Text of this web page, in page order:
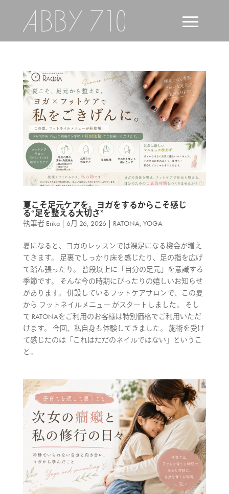
夏こそ足元ケアを。ヨガをするからこそ感じ
る“足を整える大切さ”
執筆者 Erika| 6月 26, 2026 | RATONA, YOGA
夏になると、ヨガのレッスンでは裸足になる機会が増え
てきます。 足裏でしっかり床を感じたり、足の指を広げ
て踏ん張ったり。 普段以上に「自分の足元」を意識する
季節です。 そんな今の時期にぴったりの嬉しいお知らせ
があります。 併設しているフットケアサロンで、この夏
から フットネイルメニュー がスタートしました。 そし
て RATONAをご利用のお客様は特別価格でご利用いただ
けます。 今回、私自身も体験してきました。 施術を受け
て感じたのは「これはただのネイルではない」というこ
と。...